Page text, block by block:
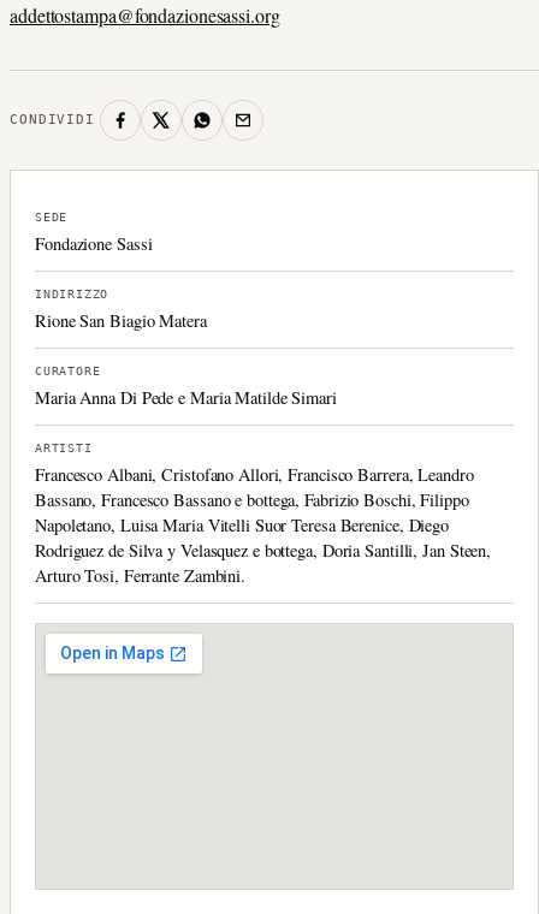
addettostampa@fondazionesassi.org
CONDIVIDI
SEDE
Fondazione Sassi
INDIRIZZO
Rione San Biagio Matera
CURATORE
Maria Anna Di Pede e Maria Matilde Simari
ARTISTI
Francesco Albani, Cristofano Allori, Francisco Barrera, Leandro
Bassano, Francesco Bassano e bottega, Fabrizio Boschi, Filippo
Napoletano, Luisa Maria Vitelli Suor Teresa Berenice, Diego
Rodriguez de Silva y Velasquez e bottega, Doria Santilli, Jan Steen,
Arturo Tosi, Ferrante Zambini.